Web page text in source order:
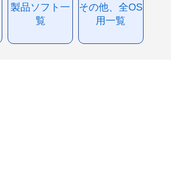
製品ソフト一
覧
その他、全OS
用一覧